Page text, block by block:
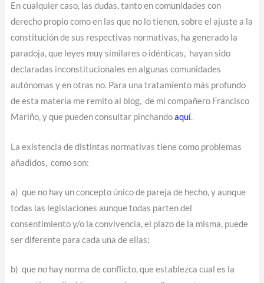
En cualquier caso, las dudas, tanto en comunidades con
derecho propio como en las que no lo tienen, sobre el ajuste a la
constitución de sus respectivas normativas, ha generado la
paradoja, que leyes muy similares o idénticas, hayan sido
declaradas inconstitucionales en algunas comunidades
autónomas y en otras no. Para una tratamiento más profundo
de esta materia me remito al blog, de mi compañero Francisco
Mariño, y que pueden consultar pinchandoaquí.
La existencia de distintas normativas tiene como problemas
añadidos, como son:
a) que no hay un concepto único de pareja de hecho, y aunque
todas las legislaciones aunque todas parten del
consentimiento y/o la convivencia, el plazo de la misma, puede
ser diferente para cada una de ellas;
b) que no hay norma de conflicto, que establezca cual es la